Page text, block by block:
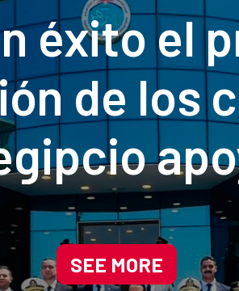
éxito el
de los
Interior
SEE MORE